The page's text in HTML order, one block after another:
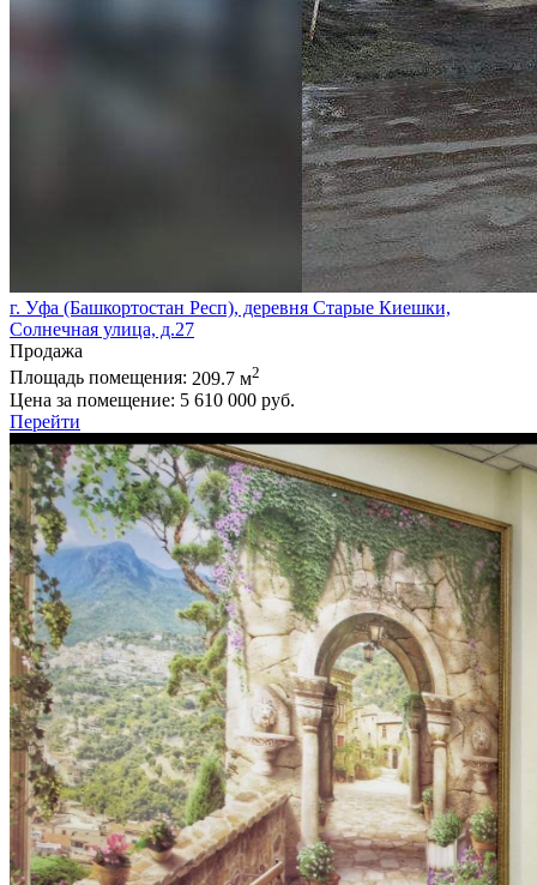
г. Уфа (Башкортостан Респ), деревня Старые Киешки,
Солнечная улица, д.27
Продажа
Площадь помещения: 209.7 м2
Цена за помещение: 5 610 000 руб.
Перейти